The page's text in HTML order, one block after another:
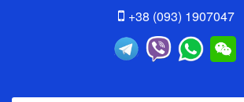
+38 (093) 1907047